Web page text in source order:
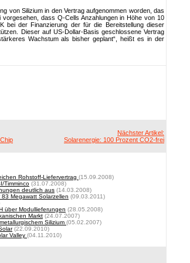
von Silizium in den Vertrag aufgenommen worden, das
dass Q-Cells Anzahlungen in Höhe von 10
bei der Finanzierung der für die Bereitstellung dieser
Dieser auf US-Dollar-Basis geschlossene Vertrag
Wachstum als bisher geplant“, heißt es in der
Nächster Artikel:
Solarenergie: 100 Prozent CO2-frei
Rohstoff-Liefervertrag (15.09.2008)
Timminco (31.07.2008)
deutlich aus (14.03.2008)
Megawatt Solarzellen (09.03.2011)
über Modullieferungen (28.05.2008)
Markt (24.07.2007)
Silizium (05.02.2007)
(22.09.2010)
Valley (04.11.2010)